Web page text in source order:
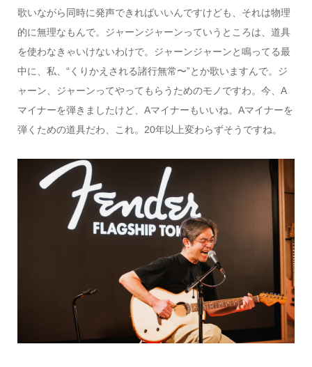
歌いながら同時に発声できればいいんですけども、それは物理
的に無理なもんで。ジャーンジャーンっていうところは、道具
を使わなきゃいけないわけで。ジャーンジャーンと鳴ってる最
中に、私、“くりかえされる諸行無常〜”とか歌いますんで。ジ
ャーン、ジャーンってやってもらうためのモノですわ。今、A
マイナーを弾きましたけど、Aマイナーもいいね。Aマイナーを
弾くための道具だわ、これ。20年以上変わらずそうですね。